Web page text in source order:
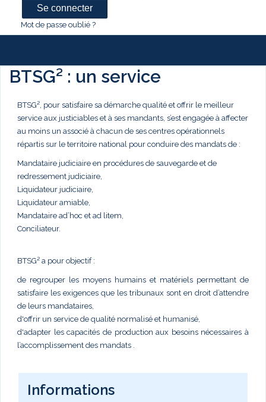
Mot de passe oublié ?
BTSG² : un service
BTSG², pour satisfaire sa démarche qualité et offrir le meilleur
service aux justiciables et à ses mandants, s’est engagée à affecter
au moins un associé à chacun de ses centres opérationnels
répartis sur le territoire national pour conduire des mandats de :
Mandataire judiciaire en procédures de sauvegarde et de
redressement judiciaire,
Liquidateur judiciaire,
Liquidateur amiable,
Mandataire ad’hoc et ad litem,
Conciliateur.
BTSG² a pour objectif :
de regrouper les moyens humains et matériels permettant de
satisfaire les exigences que les tribunaux sont en droit d’attendre
de leurs mandataires,
d'offrir un service de qualité normalisé et humanisé,
d'adapter les capacités de production aux besoins nécessaires à
l’accomplissement des mandats .
Informations